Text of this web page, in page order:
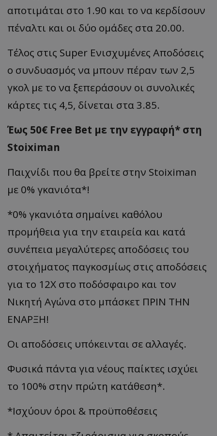
αποτιμάται στο 1.90 και το να κερδίσουν
πέναλτι και οι δύο ομάδες στα 20.00.
Τέλος στις Super Ενισχυμένες Αποδόσεις
ο συνδυασμός να μπουν πέραν των 2,5
γκολ με το να ξεπεράσουν οι συνολικές
κάρτες τις 4,5, δίνεται στα 3.85.
Έως 50€ Free Bet με την εγγραφή* στη
Stoiximan
Παιχνίδι που θα βρείτε στην Stoiximan
με 0% γκανιότα*!
*0% γκανιότα σημαίνει καθόλου
προμήθεια για την εταιρεία και κατά
συνέπεια μεγαλύτερες αποδόσεις του
στοιχήματος παγκοσμίως στις αποδόσεις
για το 12Χ στο ποδόσφαιρο και τον
Νικητή Αγώνα στο μπάσκετ ΠΡΙΝ ΤΗΝ
ΕΝΑΡΞΗ!
Οι αποδόσεις υπόκεινται σε αλλαγές.
Φυσικά πάντα για νέους παίκτες ισχύει
το 100% στην πρώτη κατάθεση*.
*Ισχύουν όροι & προϋποθέσεις